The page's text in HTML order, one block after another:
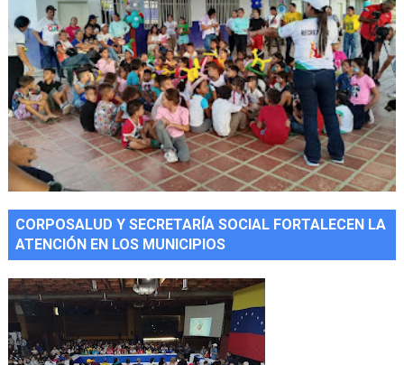
CORPOSALUD Y SECRETARÍA SOCIAL FORTALECEN LA
ATENCIÓN EN LOS MUNICIPIOS